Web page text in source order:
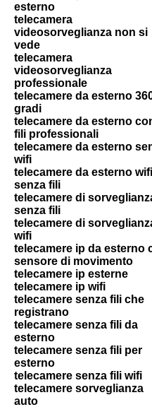
esterno
telecamera
videosorveglianza non si
vede
telecamera
videosorveglianza
professionale
telecamere da esterno
gradi
telecamere da esterno
fili professionali
telecamere da esterno
wifi
telecamere da esterno wifi
senza fili
telecamere di
senza fili
telecamere di
wifi
telecamere ip da esterno
sensore di movimento
telecamere ip esterne
telecamere ip wifi
telecamere senza fili che
registrano
telecamere senza fili da
esterno
telecamere senza fili per
esterno
telecamere senza fili wifi
telecamere sorveglianza
auto